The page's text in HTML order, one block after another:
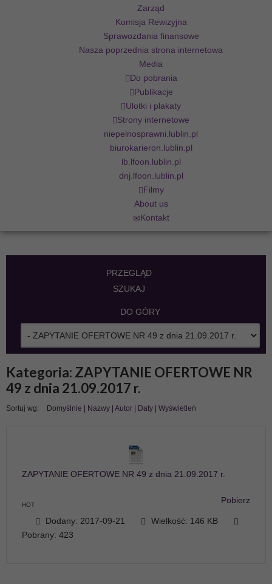
Zarząd
Komisja Rewizyjna
Sprawozdania finansowe
Nasza poprzednia strona internetowa
Media
Do pobrania
Publikacje
Ulotki i plakaty
Strony internetowe
niepelnosprawni.lublin.pl
biurokarieron.lublin.pl
lb.lfoon.lublin.pl
dnj.lfoon.lublin.pl
Filmy
About us
Kontakt
PRZEGLĄD
SZUKAJ
DO GÓRY
Kategoria: ZAPYTANIE OFERTOWE NR
49 z dnia 21.09.2017 r.
Sortuj wg: Domyślnie Nazwy Autor Daty Wyświetleń
ZAPYTANIE OFERTOWE NR 49 z dnia 21.09.2017 r.
Pobierz
HOT
Dodany: 2017-09-21
Wielkość: 146 KB
Pobrany: 423